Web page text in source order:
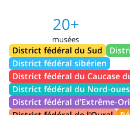
20+
musées
District fédéral du Sud
District fédéral sibérien
District fédéral du Caucase
District fédéral du Nord-
District fédéral d’Extrême-